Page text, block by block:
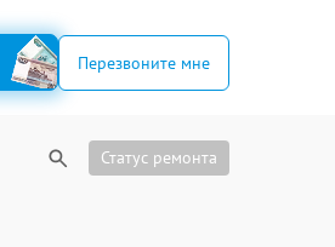
Перезвоните мне
Статус ремонта